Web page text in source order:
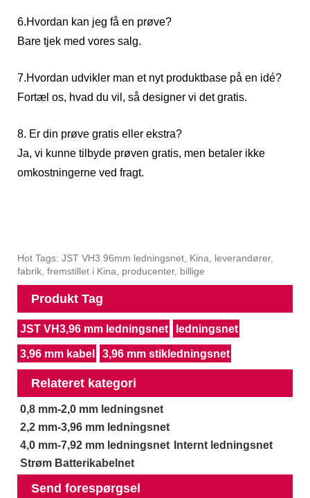
6.Hvordan kan jeg få en prøve?
Bare tjek med vores salg.
7.Hvordan udvikler man et nyt produktbase på en idé?
Fortæl os, hvad du vil, så designer vi det gratis.
8. Er din prøve gratis eller ekstra?
Ja, vi kunne tilbyde prøven gratis, men betaler ikke
omkostningerne ved fragt.
Hot Tags: JST VH3.96mm ledningsnet, Kina, leverandører,
fabrik, fremstillet i Kina, producenter, billige
Produkt Tag
JST VH3,96 mm ledningsnet ledningsnet
3,96 mm kabel 3,96 mm stikledningsnet
Relateret kategori
0,8 mm-2,0 mm ledningsnet
2,2 mm-3,96 mm ledningsnet
4,0 mm-7,92 mm ledningsnet
Internt ledningsnet
Strøm Batterikabelnet
Send forespørgsel